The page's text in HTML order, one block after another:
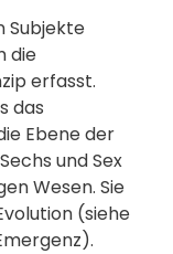
Subjekte
die
erfasst.
das
Ebene der
und Sex
Wesen. Sie
(siehe
).